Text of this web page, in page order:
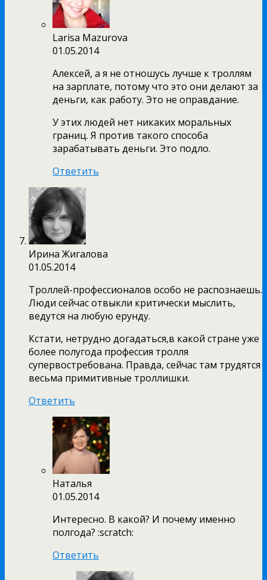
Larisa Mazurova
01.05.2014
Алексей, а я не отношусь лучше к троллям
на зарплате, потому что это они делают за
деньги, как работу. Это не оправдание.
У этих людей нет никаких моральных
границ. Я против такого способа
зарабатывать деньги. Это подло.
Ответить
Ирина Жигалова
01.05.2014
Троллей-профессионалов особо не распознаешь.
Люди сейчас отвыкли критически мыслить,
ведутся на любую ерунду.
Кстати, нетрудно догадаться,в какой стране уже
более полугода профессия тролля
супервостребована. Правда, сейчас там трудятся
весьма примитивные троллишки.
Ответить
Наталья
01.05.2014
Интересно. В какой? И почему именно
полгода? :scratch:
Ответить